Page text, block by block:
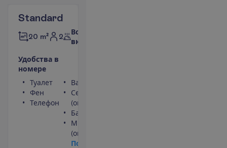
Standard
20 m² 2
Все
включено
Удобства в
номере
Туалет
Фен
Телефон
Ванна или душ
Сейф
(оплачивается)
Балкон
Мини-бар
(оплачивается)
По